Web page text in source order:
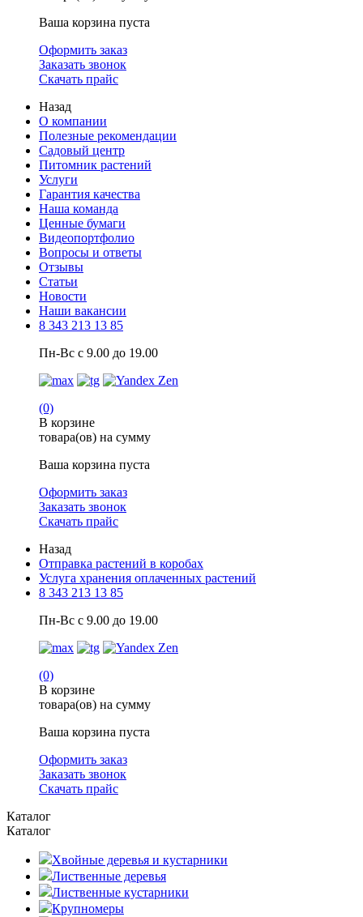
Ваша корзина пуста
Оформить заказ
Заказать звонок
Скачать прайс
Назад
О компании
Полезные рекомендации
Садовый центр
Питомник растений
Услуги
Гарантия качества
Наша команда
Ценные бумаги
Видеопортфолио
Вопросы и ответы
Отзывы
Статьи
Новости
Наши вакансии
8 343 213 13 85
Пн-Вс с 9.00 до 19.00
(0)
В корзине
товара(ов) на сумму
Ваша корзина пуста
Оформить заказ
Заказать звонок
Скачать прайс
Назад
Отправка растений в коробах
Услуга хранения оплаченных растений
8 343 213 13 85
Пн-Вс с 9.00 до 19.00
(0)
В корзине
товара(ов) на сумму
Ваша корзина пуста
Оформить заказ
Заказать звонок
Скачать прайс
Каталог
Каталог
Хвойные деревья и кустарники
Лиственные деревья
Лиственные кустарники
Крупномеры